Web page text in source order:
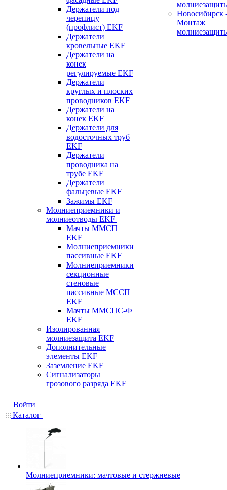
Держатели под
черепицу
(профлист) EKF
Держатели
кровельные EKF
Держатели на
конек
регулируемые EKF
Держатели
круглых и плоских
проводников EKF
Держатели на
конек EKF
Держатели для
водосточных труб
EKF
Держатели
проводника на
трубе EKF
Держатели
фальцевые EKF
Зажимы EKF
Молниеприемники и
молниеотводы EKF
Мачты ММСП
EKF
Молниеприемники
пассивные EKF
Молниеприемники
секционные
стеновые
пассивные МССП
EKF
Мачты ММСПС-Ф
EKF
Изолированная
молниезащита EKF
Дополнительные
элементы EKF
Заземление EKF
Сигнализаторы
грозового разряда EKF
Новосибирск
Монтаж
Войти
Каталог
Молниеприемники: мачтовые и стержневые